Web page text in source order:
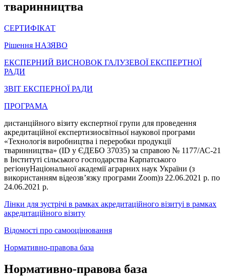
тваринництва
СЕРТИФІКАТ
Рішення НАЗЯВО
ЕКСПЕРНИЙ ВИСНОВОК ГАЛУЗЕВОЇ ЕКСПЕРТНОЇ
РАДИ
ЗВІТ ЕКСПЕРНОЇ РАДИ
ПРОГРАМА
дистанційного візиту експертної групи для проведення
акредитаційної експертизиосвітньої наукової програми
«Технологія виробництва і переробки продукції
тваринництва» (ID у ЄДЕБО 37035) за справою № 1177/АС-21
в Інституті сільського господарства Карпатського
регіонуНаціональної академії аграрних наук України (з
використанням відеозв’язку програми Zoom)з 22.06.2021 р. по
24.06.2021 р.
Лінки для зустрічі в рамках акредитаційного візитуі в рамках
акредитаційного візиту
Відомості про самооцінювання
Нормативно-правова база
Нормативно-правова база